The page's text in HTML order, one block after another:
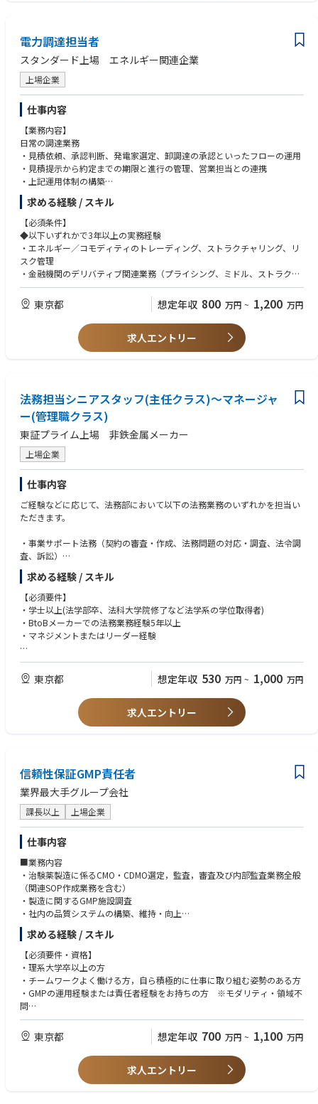
幾つかのプロジェクトの経験を積んだのち、本人の希望、資質等判断し、
事業部門での企画業務、マネジメント業務など幅広い選択肢があります。
・法務関連業務の経験（契約審査・契約書作成・事業部門からの法務相談
への対応）
・語学（英語）：電話での会話、TOEIC 800点
※海外拠点のNational Staffとの遣り取り
は中国・台湾を除くと英語が中心となるため
電力調達担当者
スタンダード上場 エネルギー関連企業
上場企業
仕事内容
【業務内容】
日常の調達業務
・見積依頼、承認判断、発電家選定、卸調達の承認といったフローの運用
・見積提示から約定までの期限と進行の管理、営業担当との連携
・上記運用体制の構築
新商品の設計
・先物オプション等を用いた電力プラットフォームの商品設計、ストラク
チャリング、フェアバリュー算定、手数料水準の設定
リスク管理
・販売商品のリスク許容度の見極めとポジションのヘッジ
取引先の開拓・コミュニケーション
・国内外のエネルギートレーダー、金融機関、発電事業者といった取引先
の開拓やネットワーク構築
・電源ソーシングや契約条件等の交渉
レクション
・営業メンバーや営業代理店に向けた商品構造の説明
求める経験 / スキル
【必須条件】
◆以下いずれかで3年以上の実務経験
・エネルギー／コモディティのトレーディング、ストラクチャリング、リ
スク管理
・金融機関のデリバティブ関連業務（プライシング、ミドル、ストラクチ
ャード商品組成）
◆先物・オプション商品の価格構造を自分の言葉で説明できること
◆定量的な結論を誰にでも分かりやすい表現に翻訳できること
◆事業会社での商品企画／プロダクトマネジメント経験
◆英語での商談
東京都 想定年収 800 万円 ~ 1,200 万円
求人エントリー
法務担当シニアスタッフ(主任クラス)～マネージャ
ー(管理職クラス)
東証プライム上場 非鉄金属メーカー
上場企業
仕事内容
ご経験などに応じて、法務部において以下の法務業務のいずれかを担当い
ただきます。
・事業サポート法務（契約の審査・作成、法務問題の対応・調査、法令調
査、訴訟）
・コーポレート法務（株主総会運営、株式関連業務、取締役会運営、ガバ
ナンス、会社法内部統制、社内規程管理、印章管理等）
・コンプライアンス（コンプライアンスシステム、行動基準。競争法対
応、腐敗防止、秘密情報管理、輸出管理等）
求める経験 / スキル
【必須要件】
・学士以上(法学部卒、法科大学院修了など法学系の学位取得者)
・BtoBメーカーでの法務業務経験5年以上
・マネジメントまたはリーダー経験
【歓迎要件】
・法曹資格
・国際法務経験を有し、ある程度独力で業務にご対応いただける方
・英語 TOEIC800点相当以上
東京都 想定年収 530 万円 ~ 1,000 万円
求人エントリー
信頼性保証GMP責任者
業界最大手グループ会社
課長以上 上場企業
仕事内容
■業務内容
・治験薬製造に係るCMO・CDMO選定，監査，審査及び内部監査業務全般
（関連SOP作成業務を含む）
・製造に関するGMP施設調査
・社内の品質システムの構築、維持・向上
・新規プロジェクトの立案又は品質保証分野からの参画（社内外調整業務
を含む）
求める経験 / スキル
【必須要件・資格】
・理系大学卒以上の方
・チームワークよく働ける方，自ら積極的に仕事に取り組む姿勢のある方
・GMPの運用経験または責任者経験をお持ちの方 ※モダリティ・領域不
問
・監査業務に関する実務経験を5年以上お持ちの方で、以下を満たす方
└治験薬製造に関する知識を有する方
【推奨要件・資格】
・監査責任者のご経験
・GMP監査又は信頼性基準下試験調査経験を有する方
東京都 想定年収 700 万円 ~ 1,100 万円
求人エントリー